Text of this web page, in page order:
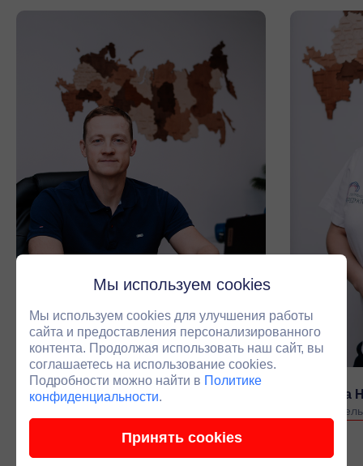
Черепанов Антон Владимирович
Связаться
Луканина
Мы используем cookies
Мы используем cookies для улучшения работы
сайта и предоставления персонализированного
контента. Продолжая использовать наш сайт, вы
соглашаетесь на использование cookies.
Подробности можно найти в Политике
конфиденциальности.
Принять cookies